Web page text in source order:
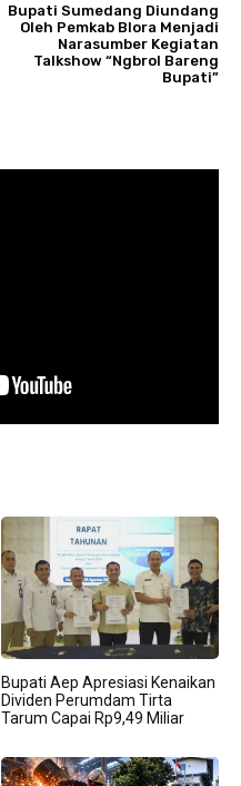
Bupati Sumedang Diundang
Oleh Pemkab Blora Menjadi
Narasumber Kegiatan
Talkshow “Ngbrol Bareng
Bupati”
Bupati Aep Apresiasi Kenaikan
Dividen Perumdam Tirta
Tarum Capai Rp9,49 Miliar